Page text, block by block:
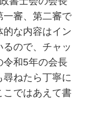
一審、第二審で
な内容はイン
ので、チャッ
令和5年の会長
ねたら丁寧に
こではあえて書